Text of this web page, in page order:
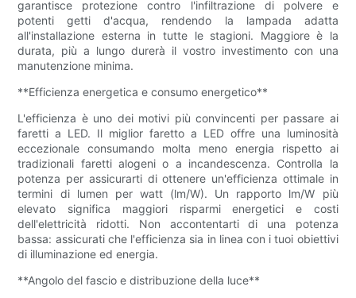
garantisce protezione contro l'infiltrazione di polvere e
potenti getti d'acqua, rendendo la lampada adatta
all'installazione esterna in tutte le stagioni. Maggiore è la
durata, più a lungo durerà il vostro investimento con una
manutenzione minima.
**Efficienza energetica e consumo energetico**
L'efficienza è uno dei motivi più convincenti per passare ai
faretti a LED. Il miglior faretto a LED offre una luminosità
eccezionale consumando molta meno energia rispetto ai
tradizionali faretti alogeni o a incandescenza. Controlla la
potenza per assicurarti di ottenere un'efficienza ottimale in
termini di lumen per watt (lm/W). Un rapporto lm/W più
elevato significa maggiori risparmi energetici e costi
dell'elettricità ridotti. Non accontentarti di una potenza
bassa: assicurati che l'efficienza sia in linea con i tuoi obiettivi
di illuminazione ed energia.
**Angolo del fascio e distribuzione della luce**